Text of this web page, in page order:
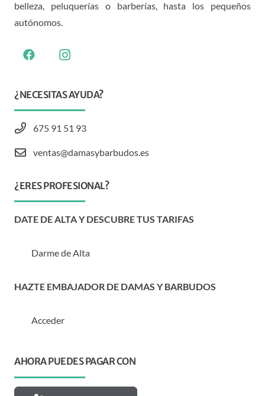
belleza, peluquerías o barberías, hasta los pequeños
autónomos.
¿NECESITAS AYUDA?
675 91 51 93
ventas@damasybarbudos.es
¿ERES PROFESIONAL?
DATE DE ALTA Y DESCUBRE TUS TARIFAS
Darme de Alta
HAZTE EMBAJADOR DE DAMAS Y BARBUDOS
Acceder
AHORA PUEDES PAGAR CON